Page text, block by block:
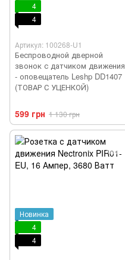
4
4
Артикул: 100268-U1
Беспроводной дверной
звонок с датчиком движения
- оповещатель Leshp DD1407
(ТОВАР С УЦЕНКОЙ)
599 грн 1 130 грн
Новинка
4
4